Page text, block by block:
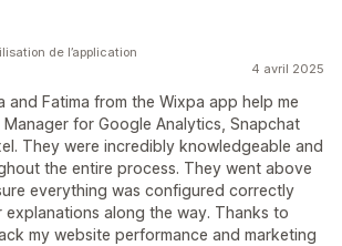
4 avril 2025
and Fatima from the Wixpa app help me
for Google Analytics, Snapchat
They were incredibly knowledgeable and
the entire process. They went above
everything was configured correctly
along the way. Thanks to
my website performance and marketing
de l’application